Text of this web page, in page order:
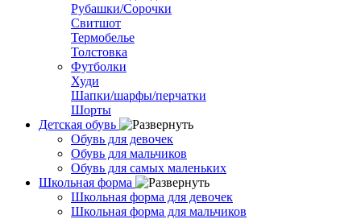
Рубашки/Сорочки
Свитшот
Термобелье
Толстовка
Футболки
Худи
Шапки/шарфы/перчатки
Шорты
Детская обувь
Обувь для девочек
Обувь для мальчиков
Обувь для самых маленьких
Школьная форма
Школьная форма для девочек
Школьная форма для мальчиков